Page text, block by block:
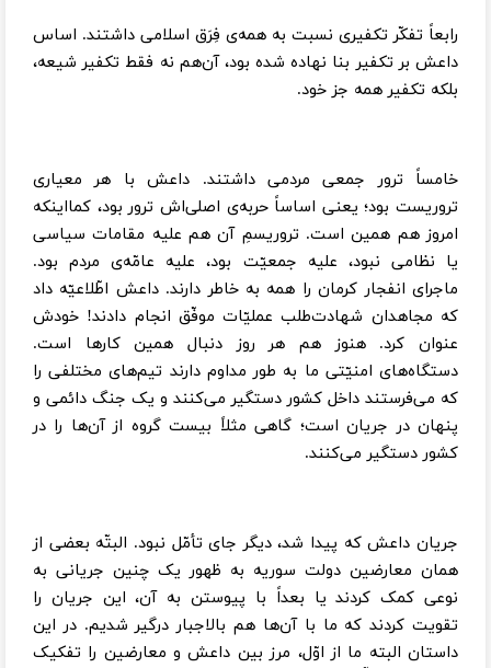
رابعاً تفکّر تکفیری نسبت به همه‌ی فِرَق اسلامی داشتند. اساس
داعش بر تکفیر بنا نهاده شده بود، آن‌هم نه فقط تکفیر شیعه،
بلکه تکفیر همه جز خود.
خامساً ترور جمعی مردمی داشتند. داعش با هر معیاری
تروریست بود؛ یعنی اساساً حربه‌ی اصلی‌اش ترور بود، کمااینکه
امروز هم همین است. تروریسمِ آن هم علیه مقامات سیاسی
یا نظامی نبود، علیه جمعیّت بود، علیه عامّه‌ی مردم بود.
ماجرای انفجار کرمان را همه به خاطر دارند. داعش اطّلاعیّه داد
که مجاهدان شهادت‌طلب عملیّات موفّق انجام دادند! خودش
عنوان کرد. هنوز هم هر روز دنبال همین کارها است.
دستگاه‌های امنیّتی ما به طور مداوم دارند تیم‌های مختلفی را
که می‌فرستند داخل کشور دستگیر می‌کنند و یک جنگ دائمی و
پنهان در جریان است؛ گاهی مثلاً بیست گروه از آن‌ها را در
کشور دستگیر می‌کنند.
جریان داعش که پیدا شد، دیگر جای تأمّل نبود. البتّه بعضی از
همان معارضین دولت سوریه به ظهور یک چنین جریانی به
نوعی کمک کردند یا بعداً با پیوستن به آن، این جریان را
تقویت کردند که ما با آن‌ها هم بالاجبار درگیر شدیم. در این
داستان البته ما از اوّل، مرز بین داعش و معارضین را تفکیک